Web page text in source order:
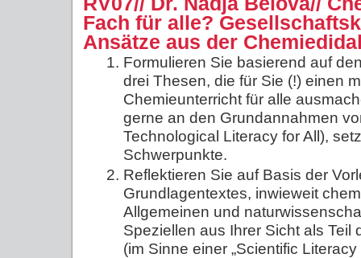
Fach für alle?
Ansätze aus der
Formulieren Sie basierend auf
drei Thesen, die für Sie (!) einen
Chemieunterricht für alle
gerne an den Grundannahmen
Technological Literacy for All),
Schwerpunkte.
Reflektieren Sie auf Basis der
Grundlagentextes, inwieweit
Allgemeinen und
Speziellen aus Ihrer Sicht als Teil
(im Sinne einer „Scientific